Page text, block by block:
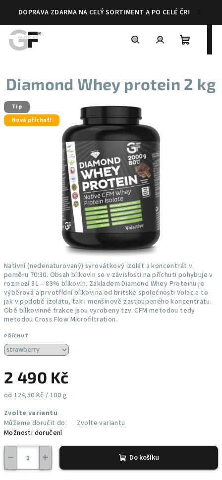
obsah
DOPRAVA ZDARMA NA CELÝ SORTIMENT A PO CELÉ ČR!
Nákupní
košík
Nativní (nedenaturovaný) syrovátkový izolát a koncentrát v
poměru 70:30. Obsah bílkovin se v závislosti na příchuti pohybuje v
rozmezí 81 – 83% bílkovin. Základem Diamond Whey Proteinu je
výběrová a prvotřídní bílkovina od britské společnosti Volac a to
jak v podobě izolátu, tak i menšinově zastoupeného koncentrátu.
Obě bílkovinné frakce jsou vyrobeny tzv. CFM metodou tedy
metodou Cross Flow Microfiltration.
PŘÍCHUŤ
2 490 Kč
Měrná
od 124,50 Kč / 100 g
Zvolte variantu
Můžeme doručit do:
Zvolte variantu
Možnosti doručení
+
− Do košíku
Diamond Whey protein 2 kg
Tip
Nová příchuť!